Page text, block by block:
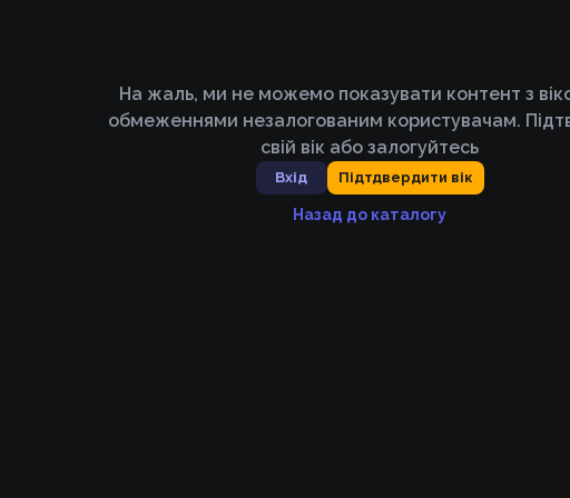
На жаль, ми не можемо показувати контент з
обмеженнями незалогованим користувачам.
свій вік або залогуйтесь
Вхід Підтдвердити вік
Назад до каталогу